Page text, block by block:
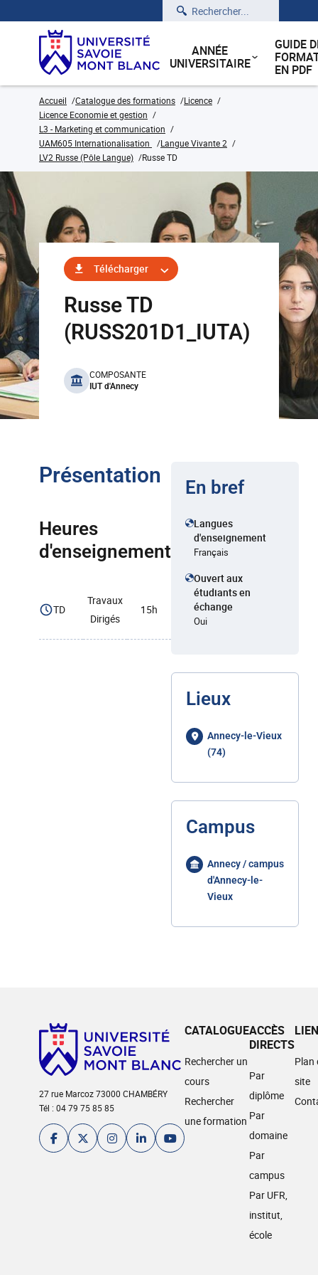
Rechercher
ANNÉE
UNIVERSITAIRE
GUIDE
EN PDF
Accueil Catalogue des formations
Licence
Licence Economie et gestion
L3 - Marketing et communication
UAM605 Internationalisation
Langue Vivante 2
LV2 Russe (Pôle Langue)
Russe TD
Télécharger
Russe TD
(RUSS201D1_IUTA)
benefits
COMPOSANTE
IUT d'Annecy
Présentation
Heures
d'enseignement
TD
Travaux
Dirigés
15h
En bref
Langues
d'enseignement
Français
Ouvert aux
étudiants en
échange
Oui
Lieux
Annecy-le-Vieux
(74)
Campus
Annecy / campus
d'Annecy-le-
Vieux
27 rue Marcoz 73000 CHAMBÉRY
Tél : 04 79 75 85 85
CATALOGUE
Rechercher un
cours
Rechercher
une formation
ACCÈS
DIRECTS
Par
diplôme
Par
domaine
Par
campus
Par UFR,
institut,
école
Plan
site